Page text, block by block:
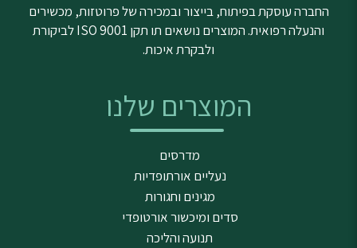
החברה עוסקת בפיתוח, בייצור ובמכירה של פרוטזות, מכשירים
והנעלה רפואית. המוצרים נושאים תו תקן ISO 9001 לביקורת
ולבקרת איכות.
המוצרים שלנו
מדרסים
נעליים אורתופדיות
מגינים וחגורות
סדים ומיכשור אורטופדי
תנועה והליכה